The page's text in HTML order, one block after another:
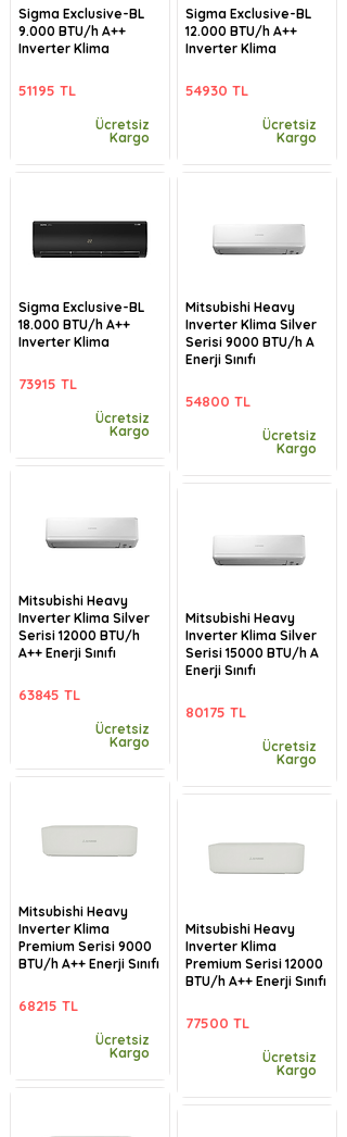
Sigma Exclusive-BL
9.000 BTU/h A++
Inverter Klima
51195 TL
Ücretsiz
Kargo
Sigma Exclusive-BL
18.000 BTU/h A++
Inverter Klima
73915 TL
Ücretsiz
Kargo
Mitsubishi Heavy
Inverter Klima Silver
Serisi 12000 BTU/h
A++ Enerji Sınıfı
63845 TL
Ücretsiz
Kargo
Mitsubishi Heavy
Inverter Klima
Premium Serisi 9000
BTU/h A++ Enerji Sınıfı
68215 TL
Ücretsiz
Kargo
Sigma Exclusive-BL
12.000 BTU/h A++
Inverter Klima
54930 TL
Ücretsiz
Kargo
Mitsubishi Heavy
Inverter Klima Silver
Serisi 9000 BTU/h A
Enerji Sınıfı
54800 TL
Ücretsiz
Kargo
Mitsubishi Heavy
Inverter Klima Silver
Serisi 15000 BTU/h A
Enerji Sınıfı
80175 TL
Ücretsiz
Kargo
Mitsubishi Heavy
Inverter Klima
Premium Serisi 12000
BTU/h A++ Enerji Sınıfı
77500 TL
Ücretsiz
Kargo